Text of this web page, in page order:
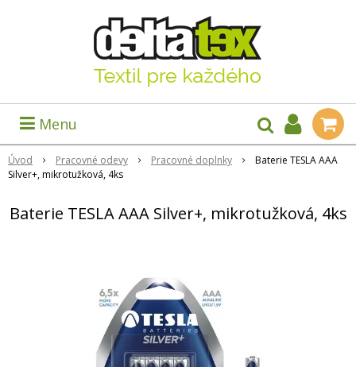
Menu
Úvod Pracovné odevy Pracovné doplnky
Baterie TESLA AAA
Silver+, mikrotužková, 4ks
Baterie TESLA AAA Silver+, mikrotužková, 4ks